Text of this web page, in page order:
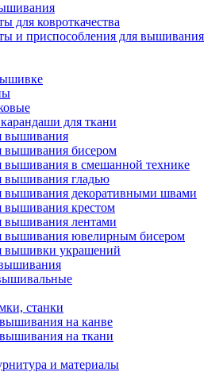
для ковроткачества
и приспособления для вышивания
для ткани
вышивания
вышивания бисером
вышивания в смешанной технике
вышивания гладью
вышивания декоративными швами
вышивания крестом
вышивания лентами
вышивания ювелирным бисером
вышивки украшений
станки
на канве
на ткани
и материалы